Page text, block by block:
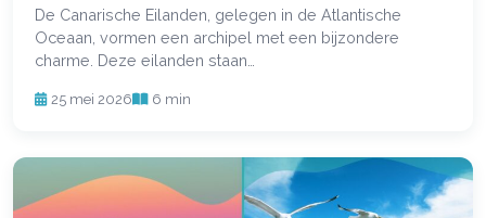
De Canarische Eilanden, gelegen in de Atlantische
Oceaan, vormen een archipel met een bijzondere
charme. Deze eilanden staan…
25 mei 2026 6 min